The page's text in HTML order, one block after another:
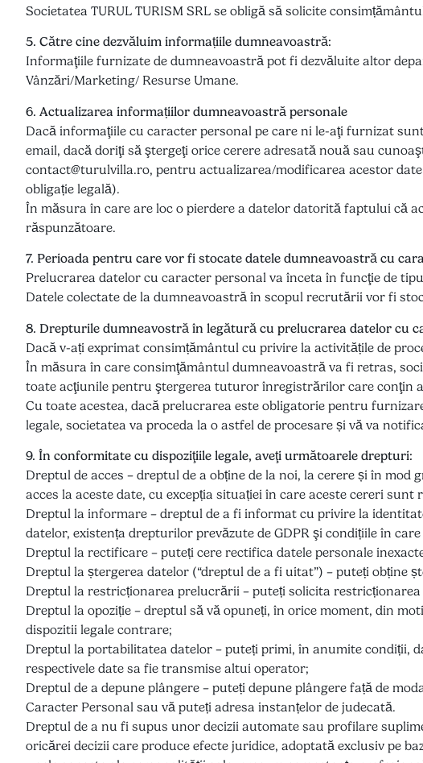
Societatea TURUL TURISM SRL se obligă să solicite
5. Către cine dezvăluim informațiile dumneavoastră:
Informaţiile furnizate de dumneavoastră pot fi dezvăluite altor
Vânzări/Marketing/ Resurse Umane.
6. Actualizarea informațiilor dumneavoastră personale
Dacă informaţiile cu caracter personal pe care ni le-aţi furnizat
email, dacă doriţi să ştergeţi orice cerere adresată nouă sau
contact@turulvilla.ro, pentru actualizarea/modificarea acestor
obligație legală).
În măsura în care are loc o pierdere a datelor datorită faptului că
răspunzătoare.
7. Perioada pentru care vor fi stocate datele dumneavoastră cu
Prelucrarea datelor cu caracter personal va înceta în funcţie de
Datele colectate de la dumneavoastră în scopul recrutării vor fi
8. Drepturile dumneavostră în legătură cu prelucrarea datelor cu
Dacă v-ați exprimat consimțământul cu privire la activitățile de
În măsura în care consimţământul dumneavoastră va fi retras,
toate acţiunile pentru ştergerea tuturor înregistrărilor care conţin
Cu toate acestea, dacă prelucrarea este obligatorie pentru
legale, societatea va proceda la o astfel de procesare și vă va
9. În conformitate cu dispoziţiile legale, aveţi următoarele drepturi:
Dreptul de acces – dreptul de a obține de la noi, la cerere și în
acces la aceste date, cu excepția situației în care aceste cereri
Dreptul la informare – dreptul de a fi informat cu privire la
datelor, existența drepturilor prevăzute de GDPR şi condițiile în
Dreptul la rectificare – puteți cere rectifica datele personale
Dreptul la ștergerea datelor (“dreptul de a fi uitat”) – puteți obține
Dreptul la restricționarea prelucrării – puteți solicita
Dreptul la opoziție – dreptul să vă opuneți, în orice moment, din
dispozitii legale contrare;
Dreptul la portabilitatea datelor – puteți primi, în anumite condiții,
respectivele date sa fie transmise altui operator;
Dreptul de a depune plângere – puteți depune plângere față de
Caracter Personal sau vă puteți adresa instanțelor de judecată.
Dreptul de a nu fi supus unor decizii automate sau profilare
oricărei decizii care produce efecte juridice, adoptată exclusiv pe